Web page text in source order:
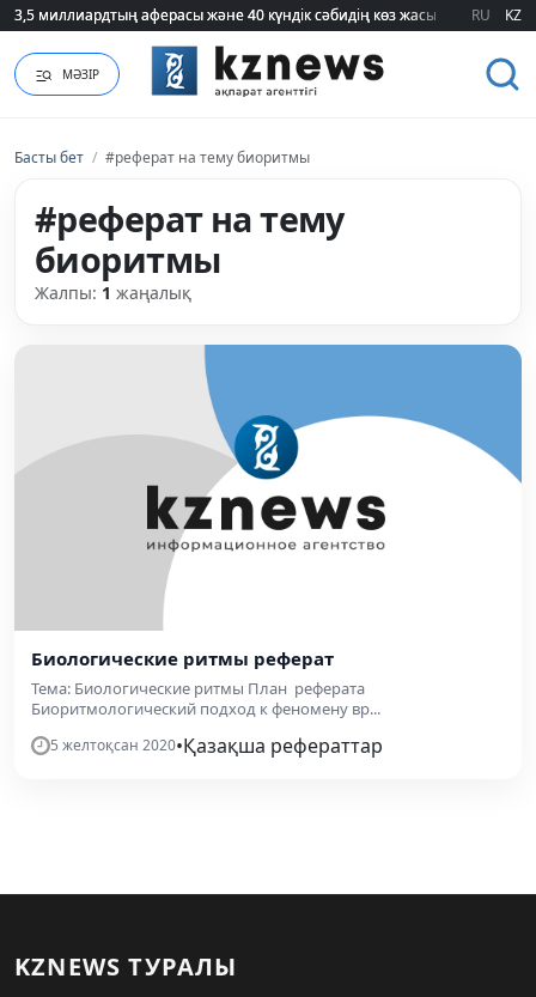
3,5 миллиардтың аферасы және 40 күндік сәбидің көз жасы:
3,5 миллиардтың аферасы және 40 күндік сәбидің көз жасы: RU KZ
МӘЗІР
Басты бет / #реферат на тему биоритмы
#реферат на тему
биоритмы
Жалпы: 1 жаңалық
Биологические ритмы реферат
Тема: Биологические ритмы План реферата
Биоритмологический подход к феномену вр...
5 желтоқсан 2020•Қазақша рефераттар
KZNEWS ТУРАЛЫ